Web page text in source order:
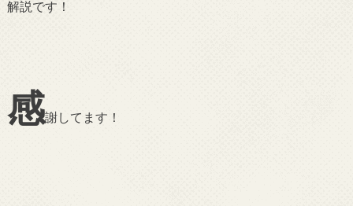
解説です！
感謝してます！